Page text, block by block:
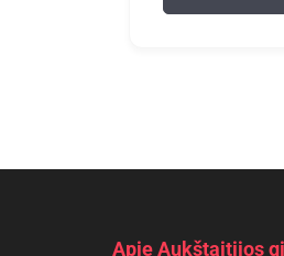
Apie Aukštaitijos